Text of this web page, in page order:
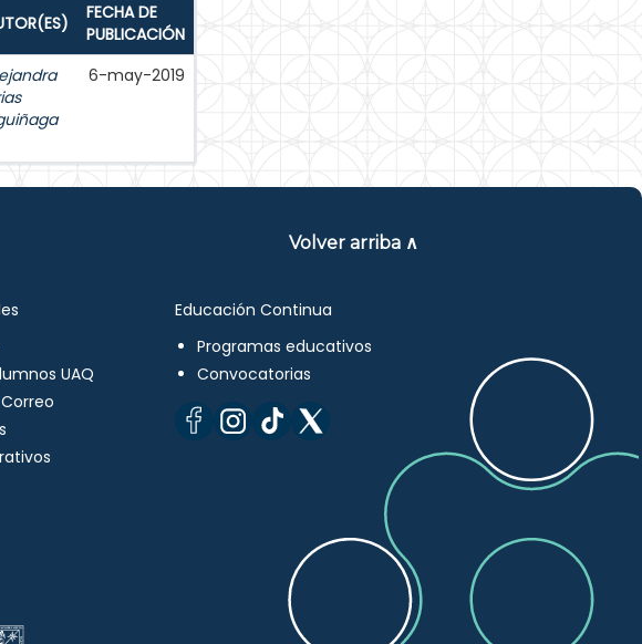
FECHA DE
PUBLICACIÓN
6-may-2019
Volver arriba ∧
UAQ
Educación Continua
Programas educativos
Convocatorias